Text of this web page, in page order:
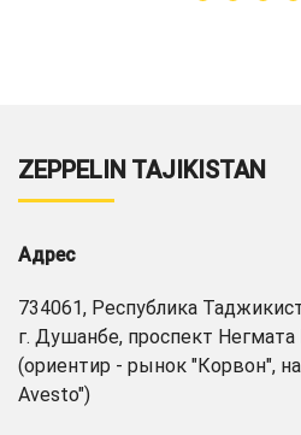
ZEPPELIN TAJIKISTAN
Адрес
734061, Республика
г. Душанбе, проспект Негмата
(ориентир - рынок "Корвон",
Avesto")